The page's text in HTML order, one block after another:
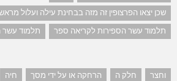
שכן יצאו הפרצופין זה מזה בבחינת עילה ועלול
תלמוד עשר הספירות לקריאה ספר
תלמוד עשר
וחצר חלק ה הרחקה או על ידי מסך חיה